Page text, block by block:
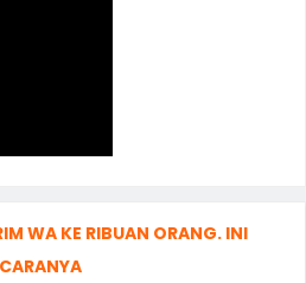
WA KE RIBUAN ORANG. INI
CARANYA